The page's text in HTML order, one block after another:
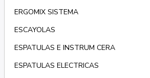
ERGOMIX SISTEMA
ESCAYOLAS
ESPATULAS E INSTRUM CERA
ESPATULAS ELECTRICAS